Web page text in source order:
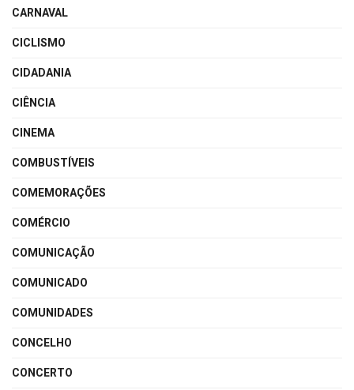
CARNAVAL
CICLISMO
CIDADANIA
CIÊNCIA
CINEMA
COMBUSTÍVEIS
COMEMORAÇÕES
COMÉRCIO
COMUNICAÇÃO
COMUNICADO
COMUNIDADES
CONCELHO
CONCERTO